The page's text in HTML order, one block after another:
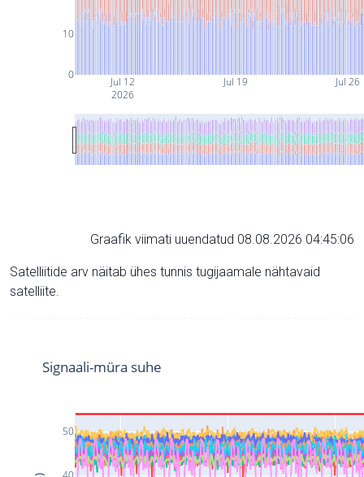
Jul 12
2026
Jul 19 Jul 26
0
10
Graafik viimati uuendatud 08.08.2026 04:45:06
Satelliitide arv näitab ühes tunnis tugijaamale nähtavaid
satelliite.
50
Signaali-müra suhe